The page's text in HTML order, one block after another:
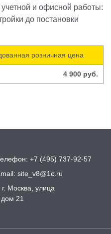
и офисной работы:
до постановки
розничная цена
4 900 руб.
+7 (495) 737-92-57
site_v8@1c.ru
г. Москва улица
21